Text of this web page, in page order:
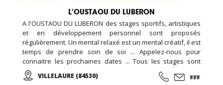
L’OUSTAOU DU LUBERON
A l'OUSTAOU DU LUBERON des stages sportifs, artistiques
et en développement personnel sont proposés
régulièrement. Un mental relaxé est un mental créatif, il est
temps de prendre soin de soi ... Appelez-nous pour
connaitre les prochaines dates ... Tous les stages sont
organisés dans un cadre naturel et authentique au cœur
du Luberon ... Un havre de paix en Provence ...
VILLELAURE (84530)